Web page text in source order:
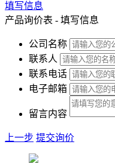
填写信息
产品询价表 - 填写信息
公司名称
联系人
联系电话
电子邮箱
留言内容
上一步 提交询价